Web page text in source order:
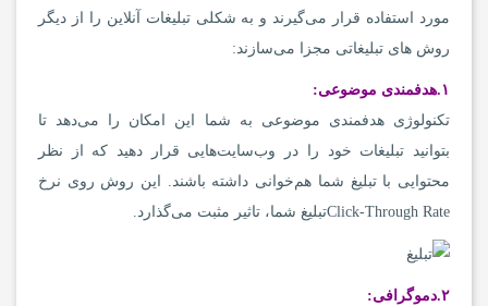
مورد استفاده قرار می‌گیرند و به شکلی تبلیغات آنلاین را از دیگر
روش‌ های تبلیغاتی مجزا می‌سازند:
۱. هدفمندی موضوعی:
تکنولوژی هدفمندی موضوعی به شما این امکان را می‌دهد تا
بتوانید تبلیغات خود را در وب‌سایت‌هایی قرار دهید که از نظر
محتوایی با تبلیغ شما هم‌خوانی داشته باشند. این روش روی نرخ
Click-Through Rateتبلیغ شما، تاثیر مثبت می‌گذارد.
۲. دموگرافی: